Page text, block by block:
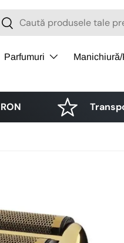
Cǎutare
Parfumuri